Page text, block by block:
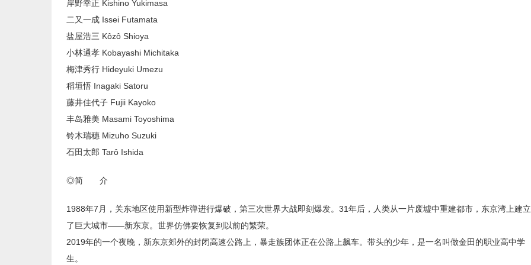
岸野幸正 Kishino Yukimasa
二又一成 Issei Futamata
盐屋浩三 Kôzô Shioya
小林通孝 Kobayashi Michitaka
梅津秀行 Hideyuki Umezu
稻垣悟 Inagaki Satoru
藤井佳代子 Fujii Kayoko
丰岛雅美 Masami Toyoshima
铃木瑞穗 Mizuho Suzuki
石田太郎 Tarô Ishida
◎简 介
1988年7月，关东地区使用新型炸弹进行爆破，第三次世界大战即刻爆发。31年后，人类从一片废墟中重建都市，东京湾上建立
了巨大城市——新东京。世界仿佛要恢复到以前的繁荣。
2019年的一个夜晚，新东京郊外的封闭高速公路上，暴走族团体正在公路上飙车。带头的少年，是一名叫做金田的职业高中学
生。